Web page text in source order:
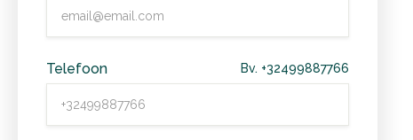
Telefoon Bv. +32499887766